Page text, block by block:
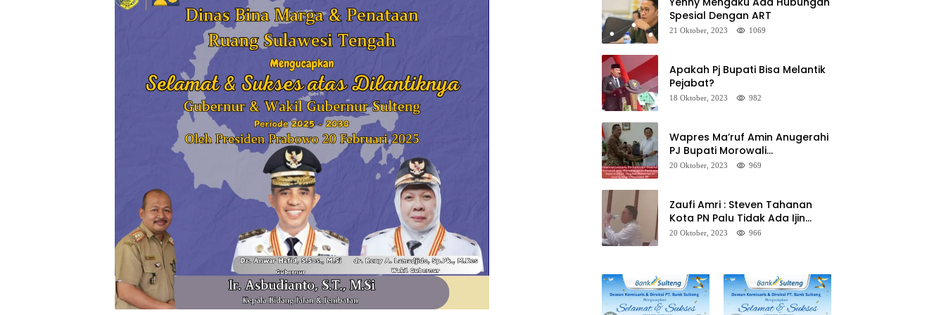
Spesial Dengan ART
21 Oktober, 2023 1069
Apakah Pj Bupati Bisa Melantik
Pejabat?
18 Oktober, 2023 982
Wapres Ma’ruf Amin Anugerahi
PJ Bupati Morowali
Penghargaan Paritrana Award
20 Oktober, 2023 969
Zaufi Amri : Steven Tahanan
Kota PN Palu Tidak Ada Ijin
Keluar Kota
20 Oktober, 2023 966